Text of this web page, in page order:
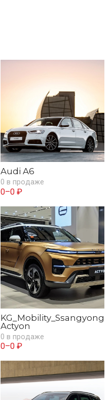
Audi A6
0 в продаже
0–0 ₽
KG_Mobility_Ssangyong
Actyon
0 в продаже
0–0 ₽